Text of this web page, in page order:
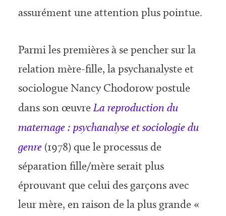
assurément une attention plus pointue.
Parmi les premières à se pencher sur la
relation mère-fille, la psychanalyste et
sociologue Nancy Chodorow postule
dans son œuvreLa reproduction du
maternage : psychanalyse et sociologie du
genre (1978) que le processus de
séparation fille/mère serait plus
éprouvant que celui des garçons avec
leur mère, en raison de la plus grande «